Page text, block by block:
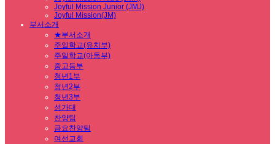
Joyful Mission Junior (JMJ)
Joyful Mission(JM)
부서소개
★부서소개
주일학교(유치부)
주일학교(아동부)
중고등부
청년1부
청년2부
청년3부
성가대
찬양팀
금요찬양팀
여선교회